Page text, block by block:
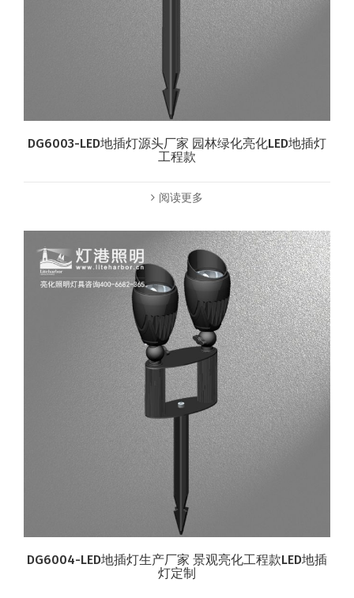
DG6003-LED地插灯源头厂家 园林绿化亮化LED地插灯
工程款
阅读更多
DG6004-LED地插灯生产厂家 景观亮化工程款LED地插
灯定制